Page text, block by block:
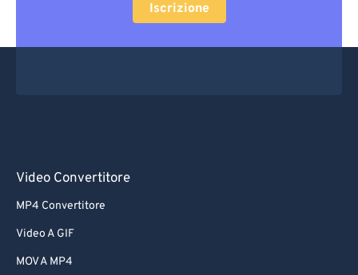
Iscrizione
Video Convertitore
MP4 Convertitore
Video A GIF
MOV A MP4